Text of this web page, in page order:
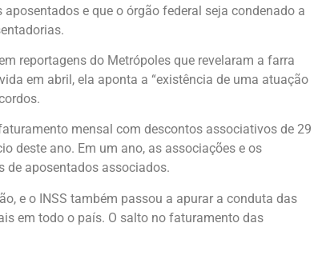
e que o órgão federal seja condenado a
reportagens do Metrópoles que revelaram a farra
em abril, ela aponta a “existência de uma atuação
mensal com descontos associativos de 29
deste ano. Em um ano, as associações e os
de aposentados associados.
e o INSS também passou a apurar a conduta das
em todo o país. O salto no faturamento das